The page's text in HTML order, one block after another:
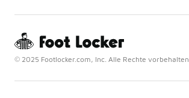
© 2025 Footlocker.com, Inc. Alle Rechte vorbehalten